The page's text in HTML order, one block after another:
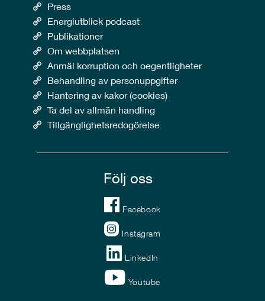
Press
Energiutblick podcast
Publikationer
Om webbplatsen
Anmäl korruption och oegentligheter
Behandling av personuppgifter
Hantering av kakor (cookies)
Ta del av allmän handling
Tillgänglighetsredogörelse
Följ oss
Facebook
Instagram
LinkedIn
Youtube